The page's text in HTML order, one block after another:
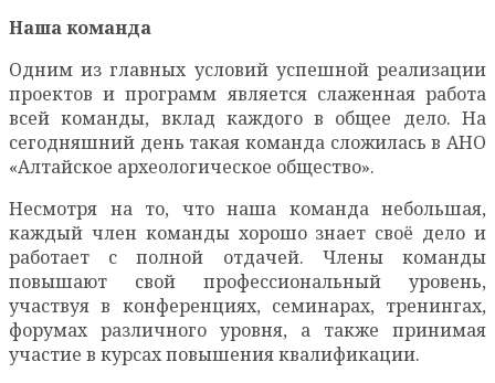
Наша команда
Одним из главных условий успешной реализации
проектов и программ является слаженная работа
всей команды, вклад каждого в общее дело. На
сегодняшний день такая команда сложилась в АНО
«Алтайское археологическое общество».
Несмотря на то, что наша команда небольшая,
каждый член команды хорошо знает своё дело и
работает с полной отдачей. Члены команды
повышают свой профессиональный уровень,
участвуя в конференциях, семинарах, тренингах,
форумах различного уровня, а также принимая
участие в курсах повышения квалификации.